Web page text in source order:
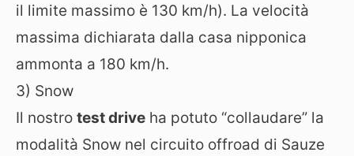
il limite massimo è 130 km/h). La velocità
massima dichiarata dalla casa nipponica
ammonta a 180 km/h.
3) Snow
Il nostro test drive ha potuto “collaudare” la
modalità Snow nel circuito offroad di Sauze